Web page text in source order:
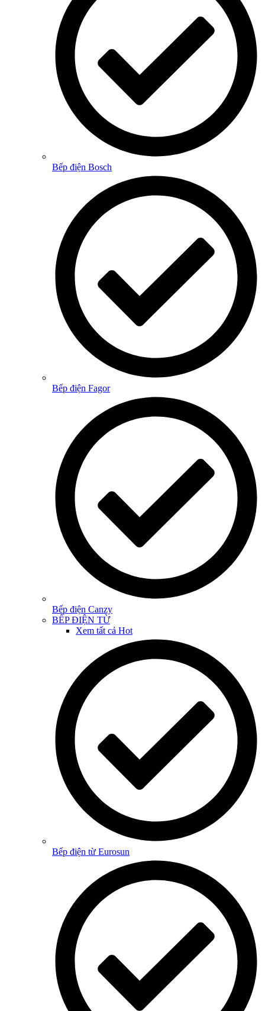
Bếp điện Bosch
Bếp điện Fagor
Bếp điện Canzy
BẾP ĐIỆN TỪ
Xem tất cả Hot
Bếp điện từ Eurosun